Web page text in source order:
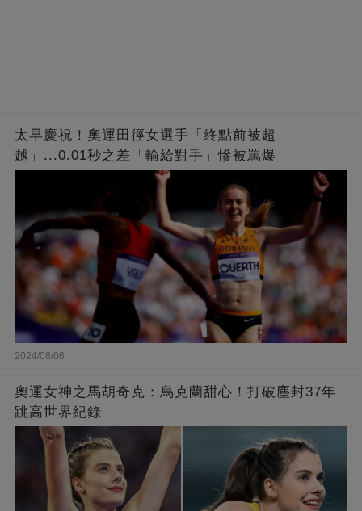
太早慶祝！奧運田徑女選手「終點前被超
越」...0.01秒之差「輸給對手」慘被罵爆
2024/08/06
奧運女神之馬胡奇克：烏克蘭甜心！打破塵封37年
跳高世界紀錄